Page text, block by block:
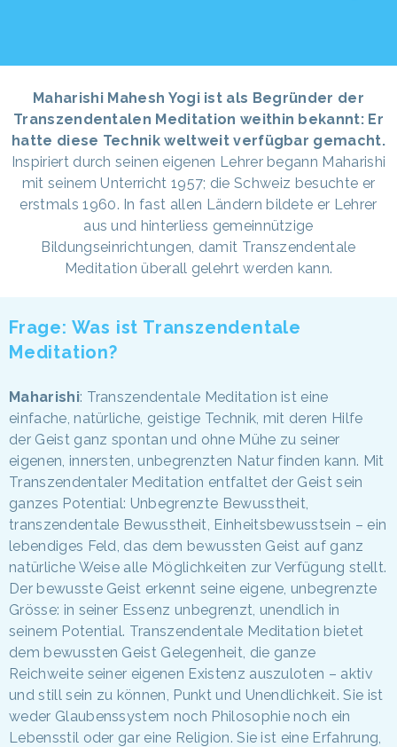
Maharishi Mahesh Yogi ist als Begründer der
Transzendentalen Meditation weithin bekannt: Er
hatte diese Technik weltweit verfügbar gemacht.
Inspiriert durch seinen eigenen Lehrer begann Maharishi
mit seinem Unterricht 1957; die Schweiz besuchte er
erstmals 1960. In fast allen Ländern bildete er Lehrer
aus und hinterliess gemeinnützige
Bildungseinrichtungen, damit Transzendentale
Meditation überall gelehrt werden kann.
Frage: Was ist Transzendentale
Meditation?
Maharishi: Transzendentale Meditation ist eine
einfache, natürliche, geistige Technik, mit deren Hilfe
der Geist ganz spontan und ohne Mühe zu seiner
eigenen, innersten, unbegrenzten Natur finden kann. Mit
Transzendentaler Meditation entfaltet der Geist sein
ganzes Potential: Unbegrenzte Bewusstheit,
transzendentale Bewusstheit, Einheitsbewusstsein – ein
lebendiges Feld, das dem bewussten Geist auf ganz
natürliche Weise alle Möglichkeiten zur Verfügung stellt.
Der bewusste Geist erkennt seine eigene, unbegrenzte
Grösse: in seiner Essenz unbegrenzt, unendlich in
seinem Potential. Transzendentale Meditation bietet
dem bewussten Geist Gelegenheit, die ganze
Reichweite seiner eigenen Existenz auszuloten – aktiv
und still sein zu können, Punkt und Unendlichkeit. Sie ist
weder Glaubenssystem noch Philosophie noch ein
Lebensstil oder gar eine Religion. Sie ist eine Erfahrung,